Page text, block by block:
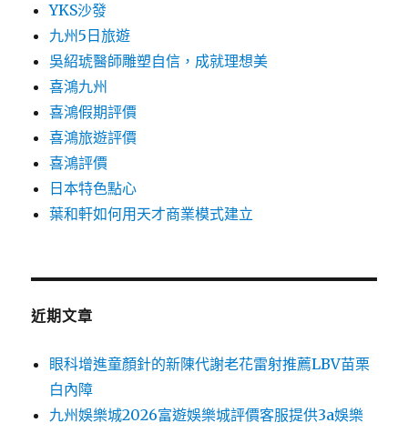
YKS沙發
九州5日旅遊
吳紹琥醫師雕塑自信，成就理想美
喜鴻九州
喜鴻假期評價
喜鴻旅遊評價
喜鴻評價
日本特色點心
葉和軒如何用天才商業模式建立
近期文章
眼科增進童顏針的新陳代謝老花雷射推薦LBV苗栗
白內障
九州娛樂城2026富遊娛樂城評價客服提供3a娛樂